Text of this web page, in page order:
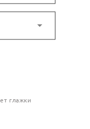
глажки